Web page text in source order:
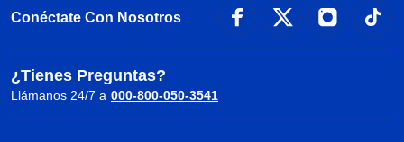
Conéctate Con Nosotros
¿Tienes Preguntas?
Llámanos 24/7 a 000-800-050-3541